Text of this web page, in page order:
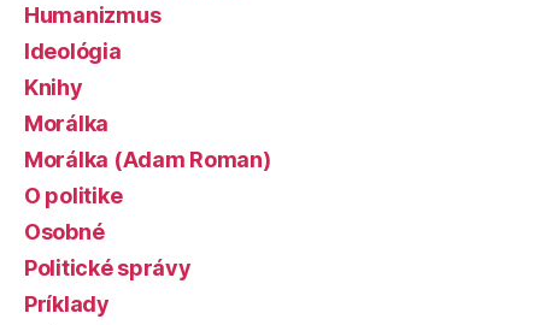
Humanizmus
Ideológia
Knihy
Morálka
Morálka (Adam Roman)
O politike
Osobné
Politické správy
Príklady